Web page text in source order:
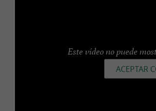
Este vídeo no puede
ACEPTAR